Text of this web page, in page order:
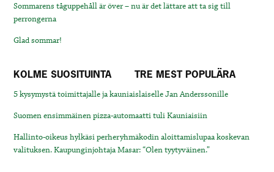
Sommarens tåguppehåll är över – nu är det lättare att ta sig till
perrongerna
Glad sommar!
KOLME SUOSITUINTA TRE MEST POPULÄRA
5 kysymystä toimittajalle ja kauniaislaiselle Jan Anderssonille
Suomen ensimmäinen pizza-automaatti tuli Kauniaisiin
Hallinto-oikeus hylkäsi perheryhmäkodin aloittamislupaa koskevan
valituksen. Kaupunginjohtaja Masar: “Olen tyytyväinen.”